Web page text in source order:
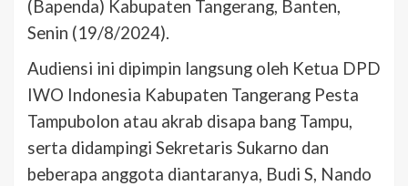
(Bapenda) Kabupaten Tangerang, Banten,
Senin (19/8/2024).
Audiensi ini dipimpin langsung oleh Ketua DPD
IWO Indonesia Kabupaten Tangerang Pesta
Tampubolon atau akrab disapa bang Tampu,
serta didampingi Sekretaris Sukarno dan
beberapa anggota diantaranya, Budi S, Nando